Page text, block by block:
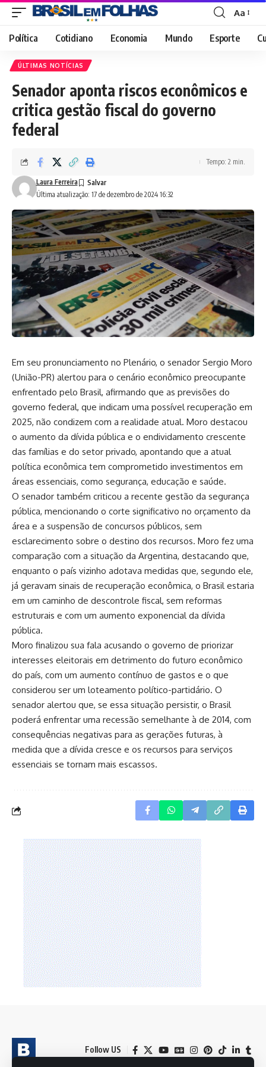
Font
Resizer
Aa
Política Cotidiano Economia Mundo Esporte
ÚLTIMAS NOTÍCIAS
Senador aponta riscos econômicos e
critica gestão fiscal do governo
federal
Última atualização: 17 de dezembro de 2024 16:32
Laura Ferreira
Tempo: 2 min.
Em seu pronunciamento no Plenário, o senador Sergio Moro
(União-PR) alertou para o cenário econômico preocupante
enfrentado pelo Brasil, afirmando que as previsões do
governo federal, que indicam uma possível recuperação em
2025, não condizem com a realidade atual. Moro destacou
o aumento da dívida pública e o endividamento crescente
das famílias e do setor privado, apontando que a atual
política econômica tem comprometido investimentos em
áreas essenciais, como segurança, educação e saúde.
O senador também criticou a recente gestão da segurança
pública, mencionando o corte significativo no orçamento da
área e a suspensão de concursos públicos, sem
esclarecimento sobre o destino dos recursos. Moro fez uma
comparação com a situação da Argentina, destacando que,
enquanto o país vizinho adotava medidas que, segundo ele,
já geravam sinais de recuperação econômica, o Brasil estaria
em um caminho de descontrole fiscal, sem reformas
estruturais e com um aumento exponencial da dívida
pública.
Moro finalizou sua fala acusando o governo de priorizar
interesses eleitorais em detrimento do futuro econômico
do país, com um aumento contínuo de gastos e o que
considerou ser um loteamento político-partidário. O
senador alertou que, se essa situação persistir, o Brasil
poderá enfrentar uma recessão semelhante à de 2014, com
consequências negativas para as gerações futuras, à
medida que a dívida cresce e os recursos para serviços
essenciais se tornam mais escassos.
Follow US